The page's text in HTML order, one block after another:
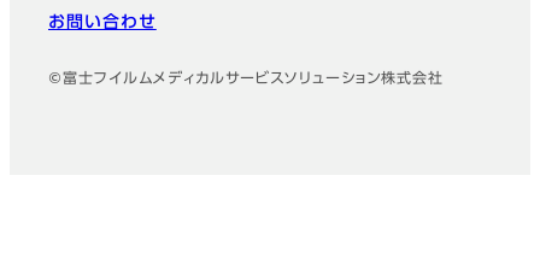
お問い合わせ
©富士フイルムメディカルサービスソリューション株式会社